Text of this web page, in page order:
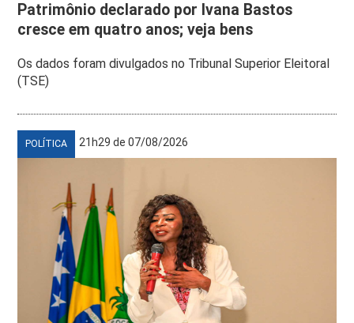
Patrimônio declarado por Ivana Bastos
cresce em quatro anos; veja bens
Os dados foram divulgados no Tribunal Superior Eleitoral
(TSE)
POLÍTICA 21h29 de 07/08/2026